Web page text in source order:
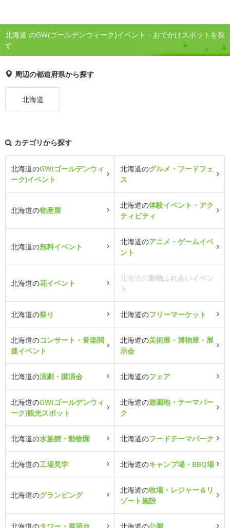
北海道 のGW(ゴールデンウィーク)イベント・おでかけスポットを探
す
周辺の都道府県から探す
北海道
カテゴリから探す
北海道のGW(ゴールデンウィ
ーク)イベント
北海道のグルメ・フードフェ
ス
北海道の物産展
北海道の体験イベント・アク
ティビティ
北海道の無料イベント
北海道のアニメ・ゲームイベ
ント
北海道の花イベント
北海道の動物ふれあいイベン
ト
北海道の祭り 北海道のフリーマーケット
北海道のコンサート・音楽関
連イベント
北海道の美術展・博物展・展
示会
北海道の演劇・講演会 北海道のフェア
北海道のGW(ゴールデンウィ
ーク)観光スポット
北海道の遊園地・テーマパー
ク
北海道の水族館・動物園 北海道のフードテーマパーク
北海道の工場見学 北海道のキャンプ場・BBQ場
北海道のグランピング
北海道の牧場・レジャー＆リ
ゾート施設
北海道のタワー・展望台 北海道の公園